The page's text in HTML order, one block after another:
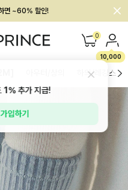
원 혜택
0
10,000
하의/레깅스
1%추가 지급!
입하기